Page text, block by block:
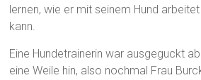
lernen, wie er mit seinem Hund
kann.
Eine Hundetrainerin war ausgeguckt
eine Weile hin, also nochmal Frau